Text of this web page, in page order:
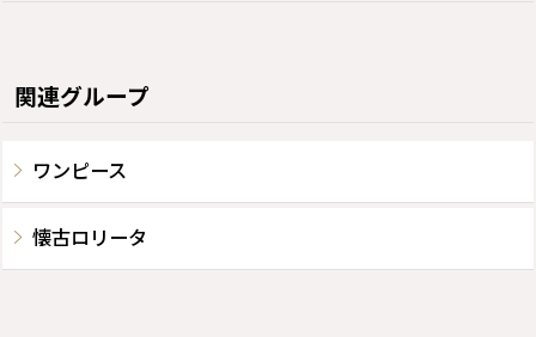
関連グループ
ワンピース
懐古ロリータ